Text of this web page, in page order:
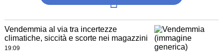
Vendemmia al via tra incertezze
climatiche, siccità e scorte nei magazzini
19:09